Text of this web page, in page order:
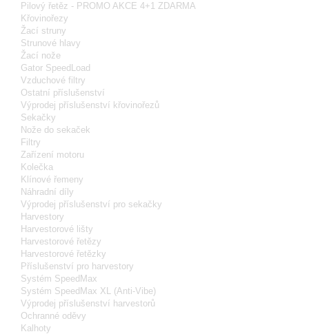
Pilový řetěz - PROMO AKCE 4+1 ZDARMA
Křovinořezy
Žací struny
Strunové hlavy
Žací nože
Gator SpeedLoad
Vzduchové filtry
Ostatní příslušenství
Výprodej příslušenství křovinořezů
Sekačky
Nože do sekaček
Filtry
Zařízení motoru
Kolečka
Klínové řemeny
Náhradní díly
Výprodej příslušenství pro sekačky
Harvestory
Harvestorové lišty
Harvestorové řetězy
Harvestorové řetězky
Příslušenství pro harvestory
Systém SpeedMax
Systém SpeedMax XL (Anti-Vibe)
Výprodej příslušenství harvestorů
Ochranné oděvy
Kalhoty